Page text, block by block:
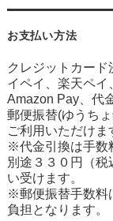
お支払い方法
クレジットカード
イペイ、楽天ペイ
Amazon Pay、代
郵便振替(ゆうち
ご利用いただけま
※代金引換は手数
別途３３０円（税
い受けます。
※郵便振替手数料
負担となります。